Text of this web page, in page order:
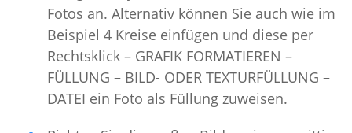
Fotos an. Alternativ können Sie auch wie im
Beispiel 4 Kreise einfügen und diese per
Rechtsklick – GRAFIK FORMATIEREN –
FÜLLUNG – BILD- ODER TEXTURFÜLLUNG –
DATEI ein Foto als Füllung zuweisen.